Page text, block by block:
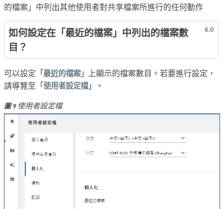
的檔案」中列出其他使用者對共享檔案所進行的任何動作
6.0
如何設定在「最近的檔案」中列出的檔案數
目？
可以設定 「最近的檔案」 上顯示的檔案數目。若要進行設定，
請導覽至 「使用者設定檔」 。
圖 9 使用者設定檔